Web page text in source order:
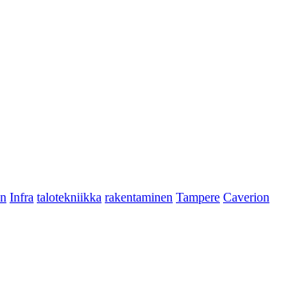
Infra talotekniikka rakentaminen Tampere Caverion